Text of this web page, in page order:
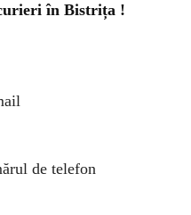
în Bistrița !
de telefon